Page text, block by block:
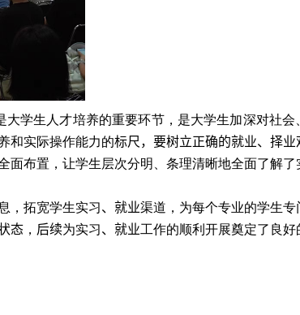
大学生人才培养的重要环节，是大学生加深对社会
和实际操作能力的标尺，要树立正确的就业、 择业
面布置，让学生层次分明、条理清晰地全面了解
，拓宽学生实习、就业渠道，为每个专业的学生专
态 ， 后续为实习、就业工作的顺利开展奠定了良好